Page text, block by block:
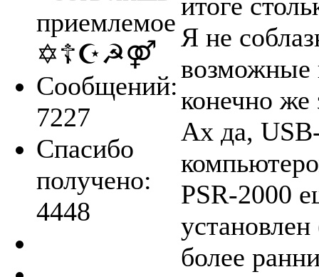
приемлемое
✡☦☪☭⚤
Сообщений:
7227
Спасибо
получено:
4448
Я не
возможные
конечно же
Ах да,
PSR-2000
более